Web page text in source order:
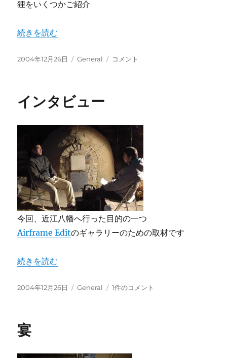
狸をいくつかご紹介
“信楽狸コレクション” の
続きを読む
投
2004年12月26日
カ
ー
General
信
ン
に
コメント
インタビュー
今回、近江八幡へ行った目的の一つ
Airframe Editのギャラリーのための取材です
“インタビュー” の
続きを読む
投
2004年12月26日
カ
General
イ
1件のコメント
宴